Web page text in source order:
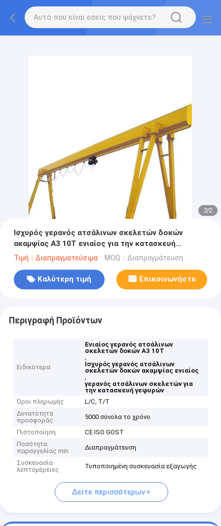
gtag('config', 'G-QWE9HWC3PF', {cookie_flags:
"SameSite=None;Secure"});
2/2
Ισχυρός γερανός ατσάλινων σκελετών δοκών
ακαμψίας A3 10T ενιαίος για την κατασκευή
γεφυρών
Τιμή：Διαπραγματεύσιμα MOQ：Διαπραγμάτευση
Καλύτερη τιμή Επικοινωνήστε
Περιγραφή Προϊόντων
Ειδικότερα
Ενιαίος γερανός ατσάλινων
σκελετών δοκών A3 10T
,
Ισχυρός γερανός ατσάλινων
σκελετών δοκών ακαμψίας ενιαίος
,
γερανός ατσάλινων σκελετών για
την κατασκευή γεφυρών
Όροι πληρωμής
L/C, T/T
Δυνατότητα
προσφοράς
5000 σύνολα το χρόνο
Πιστοποίηση
CE ISO GOST
Ποσότητα
παραγγελίας min
Διαπραγμάτευση
Συσκευασία
λεπτομέρειες
Τυποποιημένη συσκευασία εξαγωγής
Δείτε περισσότερων